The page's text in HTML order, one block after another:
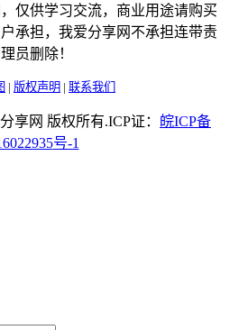
仅供学习交流，商业用途请购买
承担，我爱分享网不承担连带责
员删除！
| 版权声明 | 联系我们
享网 版权所有.ICP证： 皖ICP备
号-1